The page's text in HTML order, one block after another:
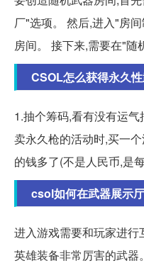
厂"选项。 然后,进入"房
房间。 接下来,需要在"随
CSOL怎么获得永久
1.抽个筹码,看有没有运
卖永久枪的活动时,买一
的钱多了(不是人民币,是
csol如何在武器展示
进入游戏需要和玩家进
英雄装备非常厉害的武